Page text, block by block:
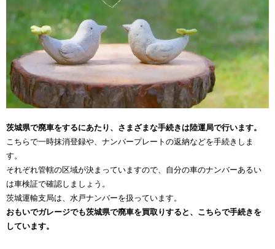
茨城県で廃車をするにあたり、さまざまな手続きは陸運局で行います。
こちらで一時抹消登録や、ナンバープレートの返納などを手続きしま
す。
それぞれ管轄の区域が決まっていますので、自分の車のナンバーあるい
は車検証で確認しましょう。
茨城運輸支局は、水戸ナンバーを扱っています。
おもいでガレージでも茨城県で廃車を買取りすると、こちらで手続きを
しています。